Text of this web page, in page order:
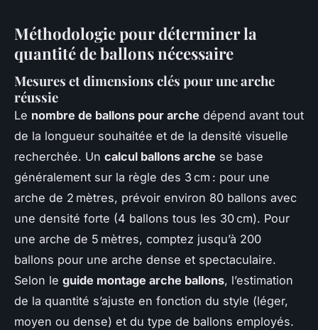
Méthodologie pour déterminer la
quantité de ballons nécessaire
Mesures et dimensions clés pour une arche
réussie
Le nombre de ballons pour arche dépend avant tout
de la longueur souhaitée et de la densité visuelle
recherchée. Un calcul ballons arche se base
généralement sur la règle des 3 cm : pour une
arche de 2 mètres, prévoir environ 80 ballons avec
une densité forte (4 ballons tous les 30 cm). Pour
une arche de 5 mètres, comptez jusqu’à 200
ballons pour une arche dense et spectaculaire.
Selon le guide montage arche ballons, l’estimation
de la quantité s’ajuste en fonction du style (léger,
moyen ou dense) et du type de ballons employés.